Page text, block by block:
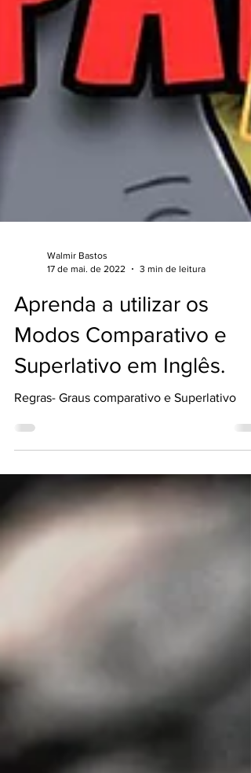
Walmir Bastos
17 de mai. de 2022
3 min de leitura
Aprenda a utilizar os
Modos Comparativo e
Superlativo em Inglês.